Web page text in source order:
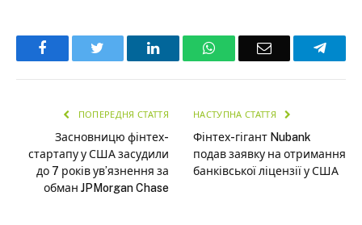
Facebook LinkedInWhatsAppEmail
ПОПЕРЕДНЯ СТАТТЯ
Засновницю фінтех-
стартапу у США засудили
до 7 років ув’язнення за
обман JPMorgan Chase
НАСТУПНА СТАТТЯ
Фінтех-гігант Nubank
подав заявку на отримання
банківської ліцензії у США